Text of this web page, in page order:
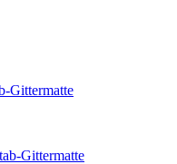
Gittermatte
Gittermatte